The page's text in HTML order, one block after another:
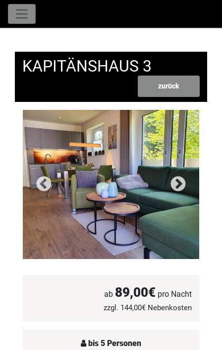
KAPITÄNSHAUS 3
zurück
ab 89,00€ pro Nacht
zzgl. 144,00€ Nebenkosten
bis 5 Personen